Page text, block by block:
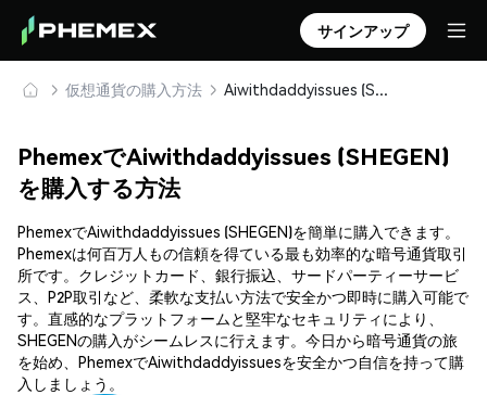
サインアップ
仮想通貨の購入方法 Aiwithdaddyissues (SHEGEN) を安全に購入・保管
PhemexでAiwithdaddyissues (SHEGEN)
を購入する方法
PhemexでAiwithdaddyissues (SHEGEN)を簡単に購入できます。
Phemexは何百万人もの信頼を得ている最も効率的な暗号通貨取引
所です。クレジットカード、銀行振込、サードパーティーサービ
ス、P2P取引など、柔軟な支払い方法で安全かつ即時に購入可能で
す。直感的なプラットフォームと堅牢なセキュリティにより、
SHEGENの購入がシームレスに行えます。今日から暗号通貨の旅
を始め、PhemexでAiwithdaddyissuesを安全かつ自信を持って購
入しましょう。